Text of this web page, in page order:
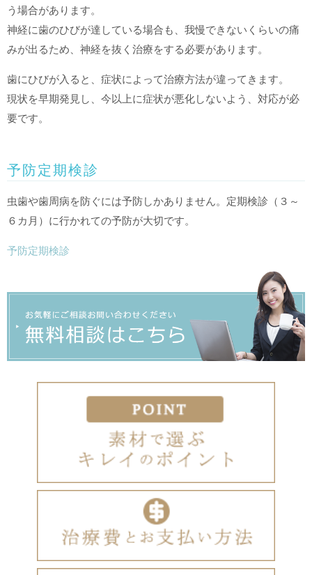
う場合があります。
神経に歯のひびが達している場合も、我慢できないくらいの痛
みが出るため、神経を抜く治療をする必要があります。
歯にひびが入ると、症状によって治療方法が違ってきます。
現状を早期発見し、今以上に症状が悪化しないよう、対応が必
要です。
予防定期検診
虫歯や歯周病を防ぐには予防しかありません。定期検診（３～
６カ月）に行かれての予防が大切です。
予防定期検診